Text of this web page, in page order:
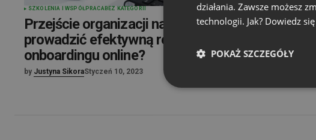
SZKOLENIA I WSPÓŁPRACABEZ KATEGORII
Przejście organizacji na tryb zdalny – Jak
prowadzić efektywną rekrutację i proces
onboardingu online?
by Justyna SikoraStyczeń 10, 2023
FEATURED
Czas
by Jakub
działania. Zawsze możesz
technologii. Jak? Dowiedz się
POKAŻ SZCZEGÓŁY